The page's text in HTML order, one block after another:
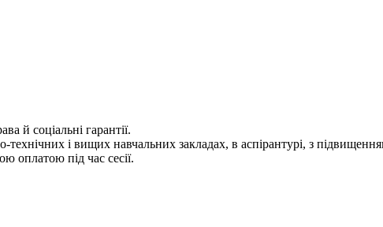
й соціальні гарантії.
і вищих навчальних закладах, в аспірантурі, з
оплатою під час сесії.